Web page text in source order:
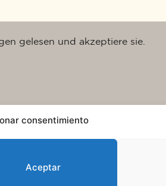
consentimiento
Aceptar
gelesen und akzeptiere sie.